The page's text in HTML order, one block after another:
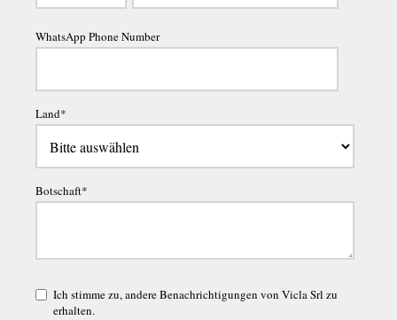
WhatsApp Phone Number
Land*
Botschaft*
Ich stimme zu, andere Benachrichtigungen von Vicla Srl zu
erhalten.